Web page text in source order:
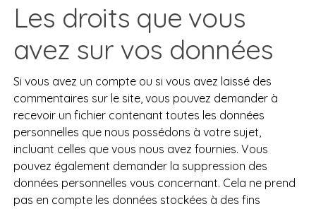
Les droits que vous
avez sur vos données
Si vous avez un compte ou si vous avez laissé des
commentaires sur le site, vous pouvez demander à
recevoir un fichier contenant toutes les données
personnelles que nous possédons à votre sujet,
incluant celles que vous nous avez fournies. Vous
pouvez également demander la suppression des
données personnelles vous concernant. Cela ne prend
pas en compte les données stockées à des fins